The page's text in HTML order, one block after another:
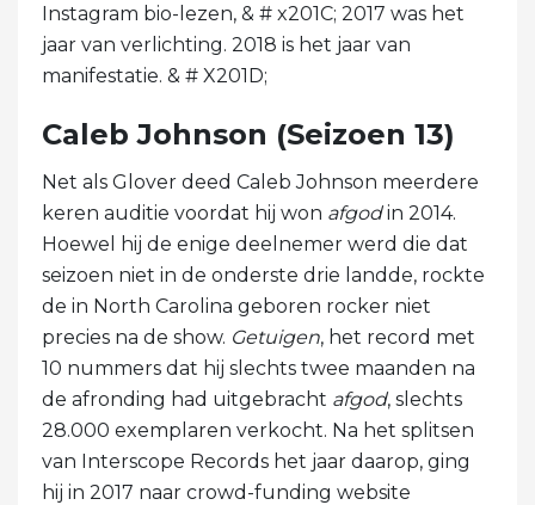
Instagram bio-lezen, & # x201C; 2017 was het
jaar van verlichting. 2018 is het jaar van
manifestatie. & # X201D;
Caleb Johnson (Seizoen 13)
Net als Glover deed Caleb Johnson meerdere
keren auditie voordat hij won afgodin 2014.
Hoewel hij de enige deelnemer werd die dat
seizoen niet in de onderste drie landde, rockte
de in North Carolina geboren rocker niet
precies na de show. Getuigen, het record met
10 nummers dat hij slechts twee maanden na
de afronding had uitgebracht afgod, slechts
28.000 exemplaren verkocht. Na het splitsen
van Interscope Records het jaar daarop, ging
hij in 2017 naar crowd-funding website